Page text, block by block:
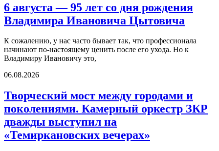
6 августа — 95 лет со дня рождения
Владимира Ивановича Цытовича
К сожалению, у нас часто бывает так, что профессионала
начинают по-настоящему ценить после его ухода. Но к
Владимиру Ивановичу это,
06.08.2026
Творческий мост между городами и
поколениями. Камерный оркестр ЗКР
дважды выступил на
«Темиркановских вечерах»